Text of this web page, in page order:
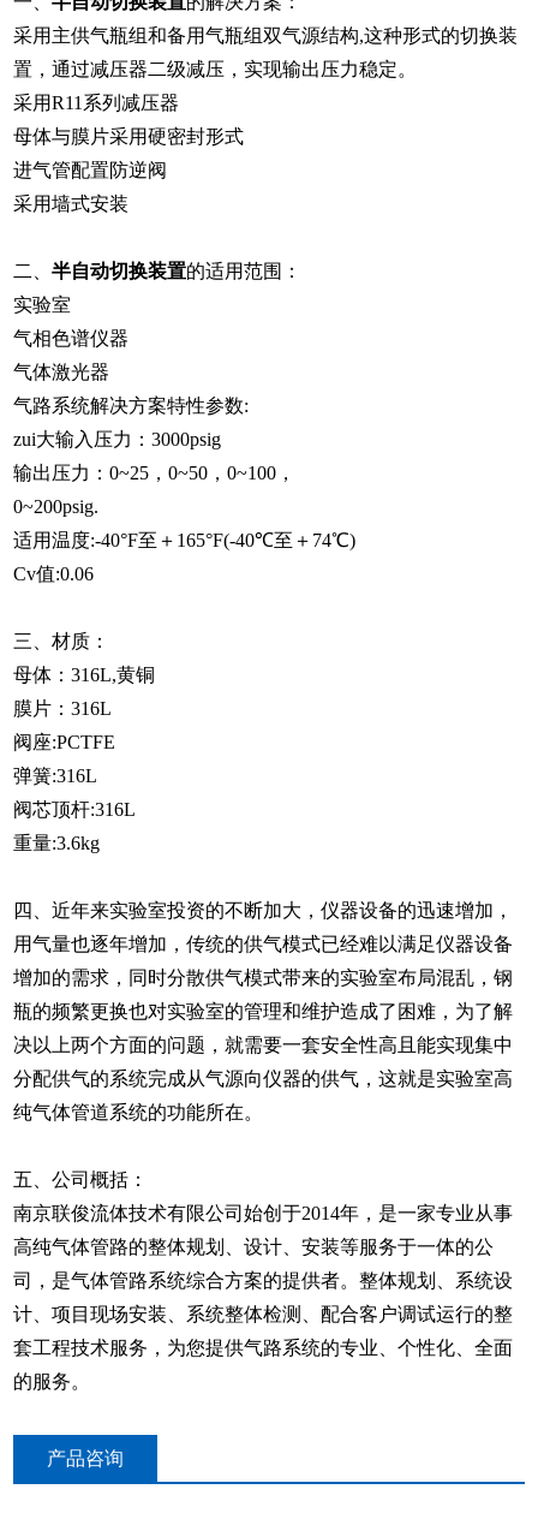
采用主供气瓶组和备用气瓶组双气源结构,这种形式的切换装
置，通过减压器二级减压，实现输出压力稳定。
采用R11系列减压器
母体与膜片采用硬密封形式
进气管配置防逆阀
采用墙式安装
二、半自动切换装置的适用范围：
实验室
气相色谱仪器
气体激光器
气路系统解决方案特性参数:
zui大输入压力：3000psig
输出压力：0~25，0~50，0~100，
0~200psig.
适用温度:-40°F至＋165°F(-40℃至＋74℃)
Cv值:0.06
三、材质：
母体：316L,黄铜
膜片：316L
阀座:PCTFE
弹簧:316L
阀芯顶杆:316L
重量:3.6kg
四、近年来实验室投资的不断加大，仪器设备的迅速增加，
用气量也逐年增加，传统的供气模式已经难以满足仪器设备
增加的需求，同时分散供气模式带来的实验室布局混乱，钢
瓶的频繁更换也对实验室的管理和维护造成了困难，为了解
决以上两个方面的问题，就需要一套安全性高且能实现集中
分配供气的系统完成从气源向仪器的供气，这就是实验室高
纯气体管道系统的功能所在。
五、公司概括：
南京联俊流体技术有限公司始创于2014年，是一家专业从事
高纯气体管路的整体规划、设计、安装等服务于一体的公
司，是气体管路系统综合方案的提供者。整体规划、系统设
计、项目现场安装、系统整体检测、配合客户调试运行的整
套工程技术服务，为您提供气路系统的专业、个性化、全面
的服务。
产品咨询